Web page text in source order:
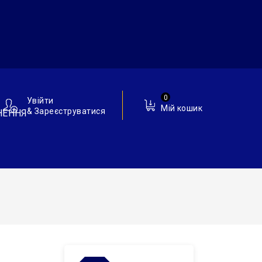
Мій кошик
0
Увійти
& Зареєструватися